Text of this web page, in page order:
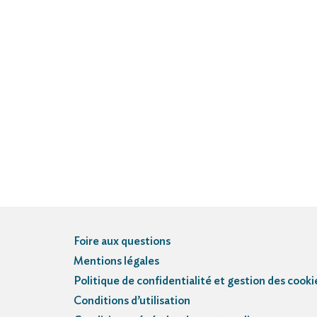
Foire aux questions
Mentions légales
Politique de confidentialité et gestion des
Conditions d’utilisation